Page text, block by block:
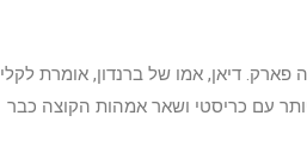
דיאן, אמו של ברנדון, אומרת לקלי
עם כריסטי ושאר אמהות הקוצה כבר